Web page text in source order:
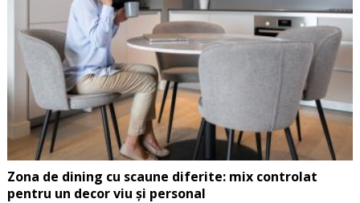
Zona de dining cu scaune diferite: mix controlat
pentru un decor viu și personal